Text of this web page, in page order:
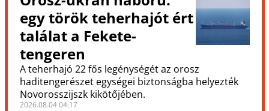
egy török teherhajót ért
találat a Fekete-
tengeren
A teherhajó 22 fős legénységét az orosz
haditengerészet egységei biztonságba helyezték
Novorosszijszk kikötőjében.
2026.08.04 04:17